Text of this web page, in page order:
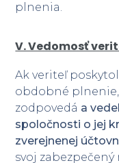
plnenia.
V. Vedomosť
Ak veriteľ
obdobné
zodpovedá a
spoločnosti o jej
zverejnenej
svoj